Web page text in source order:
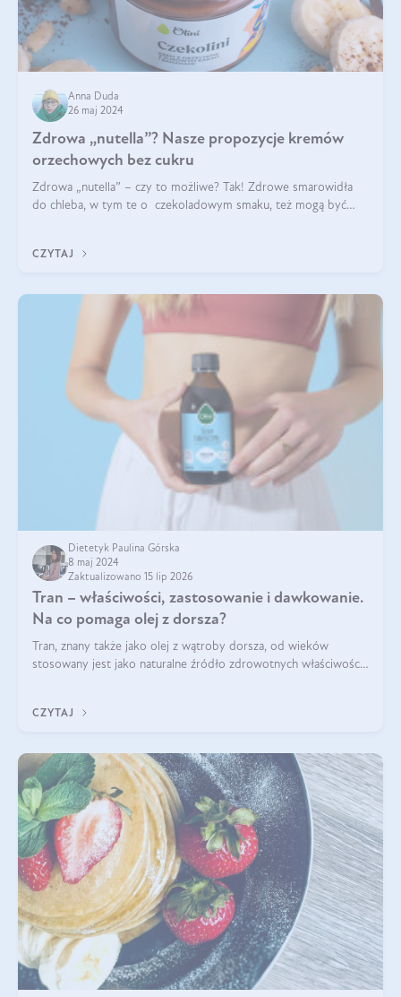
Anna Duda
26 maj 2024
Zdrowa „nutella”? Nasze propozycje kremów
orzechowych bez cukru
Zdrowa „nutella” – czy to możliwe? Tak! Zdrowe smarowidła
do chleba, w tym te o czekoladowym smaku, też mogą być
CZYTAJ
Dietetyk Paulina Górska
8 maj 2024
Zaktualizowano 15 lip 2026
Tran – właściwości, zastosowanie i dawkowanie.
Na co pomaga olej z dorsza?
Tran, znany także jako olej z wątroby dorsza, od wieków
stosowany jest jako naturalne źródło zdrowotnych właściwości.
CZYTAJ